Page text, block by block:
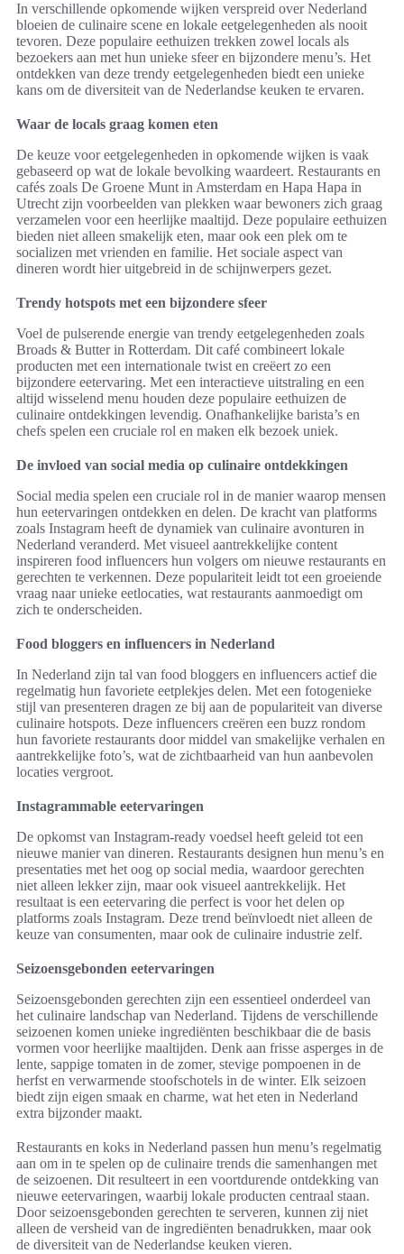
In verschillende opkomende wijken verspreid over Nederland
bloeien de culinaire scene en lokale eetgelegenheden als nooit
tevoren. Deze populaire eethuizen trekken zowel locals als
bezoekers aan met hun unieke sfeer en bijzondere menu’s. Het
ontdekken van deze trendy eetgelegenheden biedt een unieke
kans om de diversiteit van de Nederlandse keuken te ervaren.
Waar de locals graag komen eten
De keuze voor eetgelegenheden in opkomende wijken is vaak
gebaseerd op wat de lokale bevolking waardeert. Restaurants en
cafés zoals De Groene Munt in Amsterdam en Hapa Hapa in
Utrecht zijn voorbeelden van plekken waar bewoners zich graag
verzamelen voor een heerlijke maaltijd. Deze populaire eethuizen
bieden niet alleen smakelijk eten, maar ook een plek om te
socializen met vrienden en familie. Het sociale aspect van
dineren wordt hier uitgebreid in de schijnwerpers gezet.
Trendy hotspots met een bijzondere sfeer
Voel de pulserende energie van trendy eetgelegenheden zoals
Broads & Butter in Rotterdam. Dit café combineert lokale
producten met een internationale twist en creëert zo een
bijzondere eetervaring. Met een interactieve uitstraling en een
altijd wisselend menu houden deze populaire eethuizen de
culinaire ontdekkingen levendig. Onafhankelijke barista’s en
chefs spelen een cruciale rol en maken elk bezoek uniek.
De invloed van social media op culinaire ontdekkingen
Social media spelen een cruciale rol in de manier waarop mensen
hun eetervaringen ontdekken en delen. De kracht van platforms
zoals Instagram heeft de dynamiek van culinaire avonturen in
Nederland veranderd. Met visueel aantrekkelijke content
inspireren food influencers hun volgers om nieuwe restaurants en
gerechten te verkennen. Deze populariteit leidt tot een groeiende
vraag naar unieke eetlocaties, wat restaurants aanmoedigt om
zich te onderscheiden.
Food bloggers en influencers in Nederland
In Nederland zijn tal van food bloggers en influencers actief die
regelmatig hun favoriete eetplekjes delen. Met een fotogenieke
stijl van presenteren dragen ze bij aan de populariteit van diverse
culinaire hotspots. Deze influencers creëren een buzz rondom
hun favoriete restaurants door middel van smakelijke verhalen en
aantrekkelijke foto’s, wat de zichtbaarheid van hun aanbevolen
locaties vergroot.
Instagrammable eetervaringen
De opkomst van Instagram-ready voedsel heeft geleid tot een
nieuwe manier van dineren. Restaurants designen hun menu’s en
presentaties met het oog op social media, waardoor gerechten
niet alleen lekker zijn, maar ook visueel aantrekkelijk. Het
resultaat is een eetervaring die perfect is voor het delen op
platforms zoals Instagram. Deze trend beïnvloedt niet alleen de
keuze van consumenten, maar ook de culinaire industrie zelf.
Seizoensgebonden eetervaringen
Seizoensgebonden gerechten zijn een essentieel onderdeel van
het culinaire landschap van Nederland. Tijdens de verschillende
seizoenen komen unieke ingrediënten beschikbaar die de basis
vormen voor heerlijke maaltijden. Denk aan frisse asperges in de
lente, sappige tomaten in de zomer, stevige pompoenen in de
herfst en verwarmende stoofschotels in de winter. Elk seizoen
biedt zijn eigen smaak en charme, wat het eten in Nederland
extra bijzonder maakt.
Restaurants en koks in Nederland passen hun menu’s regelmatig
aan om in te spelen op de culinaire trends die samenhangen met
de seizoenen. Dit resulteert in een voortdurende ontdekking van
nieuwe eetervaringen, waarbij lokale producten centraal staan.
Door seizoensgebonden gerechten te serveren, kunnen zij niet
alleen de versheid van de ingrediënten benadrukken, maar ook
de diversiteit van de Nederlandse keuken vieren.